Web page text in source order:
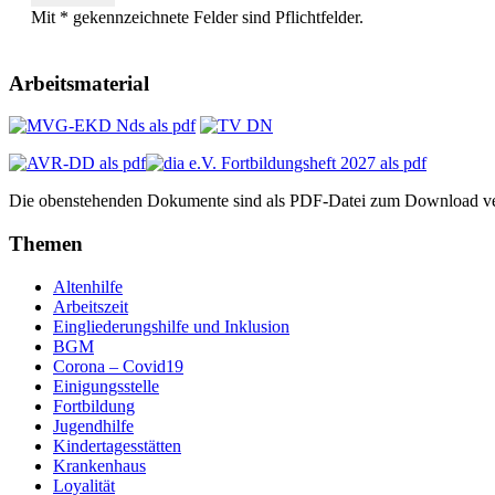
Mit * gekennzeichnete Felder sind Pflichtfelder.
Arbeitsmaterial
Die obenstehenden Dokumente sind als PDF-Datei zum Download
Themen
Altenhilfe
Arbeitszeit
Eingliederungshilfe und Inklusion
BGM
Corona – Covid19
Einigungsstelle
Fortbildung
Jugendhilfe
Kindertagesstätten
Krankenhaus
Loyalität